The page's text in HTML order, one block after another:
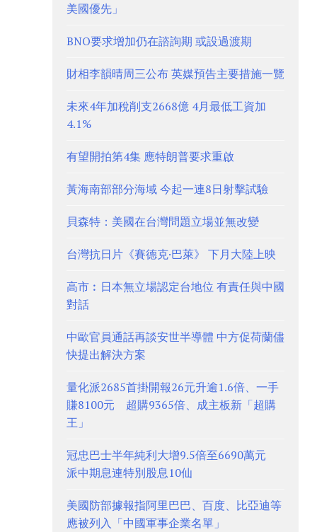
美國優先」
BNO要求增加仍在諮詢期 或設過渡期
財相李韻晴周三公布 英媒預告主要措施一覽
未來4年加稅削支2668億 4月最低工資加
4.1%
有望開拍第4集 應特朗普要求重啟
黃海南部部分海域 今起一連8日射擊試驗
貝森特：美國在台灣問題立場並無改變
台灣抗日片《賽德克·巴萊》 下月大陸上映
高市︰日本無立場認定台地位 有責任與中國
對話
中歐官員通話再談安世半導體 中方促荷蘭儘
快提出解決方案
量化派2685首掛開報26元升逾1.6倍、一手
賺8100元 超購9365倍、成主板新「超購
王」
冠忠巴士半年純利大增9.5倍至6690萬元
派中期息連特別股息10仙
美國防部據報指阿里巴巴、百度、比亞迪等
應被列入「中國軍事企業名單」